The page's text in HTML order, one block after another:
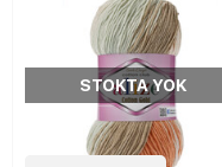
STOKTA YOK